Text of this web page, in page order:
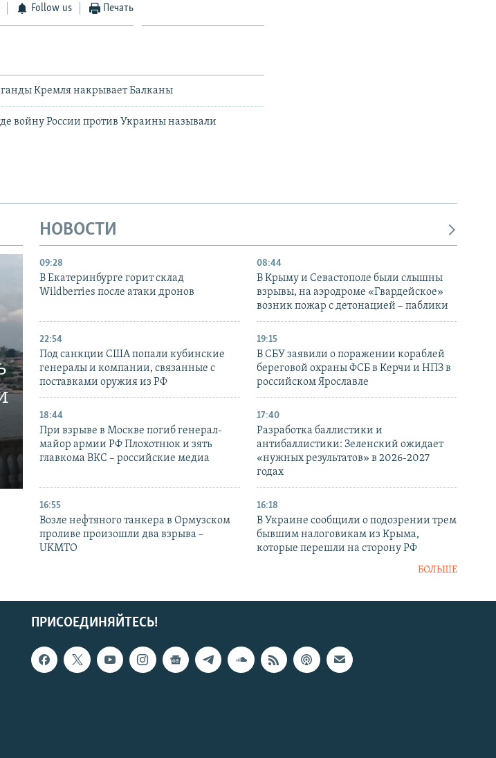
Follow us Печать
Кремля накрывает Балканы
войну России против Украины называли
НОВОСТИ
09:28
В Екатеринбурге горит склад
Wildberries после атаки дронов
08:44
В Крыму и Севастополе были слышны
взрывы, на аэродроме «Гвардейское»
возник пожар с детонацией – паблики
22:54
Под санкции США попали кубинские
генералы и компании, связанные с
поставками оружия из РФ
19:15
В СБУ заявили о поражении кораблей
береговой охраны ФСБ в Керчи и НПЗ в
российском Ярославле
18:44
При взрыве в Москве погиб генерал-
майор армии РФ Плохотнюк и зять
главкома ВКС – российские медиа
17:40
Разработка баллистики и
антибаллистики: Зеленский ожидает
«нужных результатов» в 2026-2027
годах
16:55
Возле нефтяного танкера в Ормузском
проливе произошли два взрыва –
UKMTO
16:18
В Украине сообщили о подозрении трем
бывшим налоговикам из Крыма,
которые перешли на сторону РФ
БОЛЬШЕ
ПРИСОЕДИНЯЙТЕСЬ!